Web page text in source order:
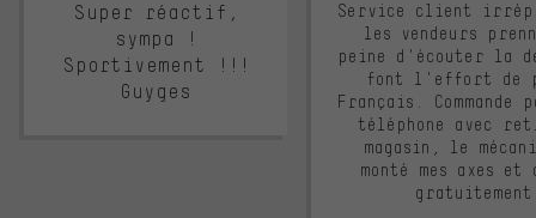
Super réactif,
sympa !
Sportivement !!!
Guyges
Service client
les vendeurs
peine d'écouter la
font l'effort de
Français. Commande
téléphone avec
magasin, le
monté mes axes et